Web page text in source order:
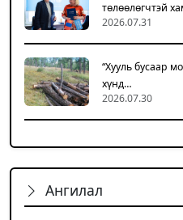
төлөөлөгчтэй
2026.07.31
“Хууль бусаар
хүнд…
2026.07.30
Ангилал